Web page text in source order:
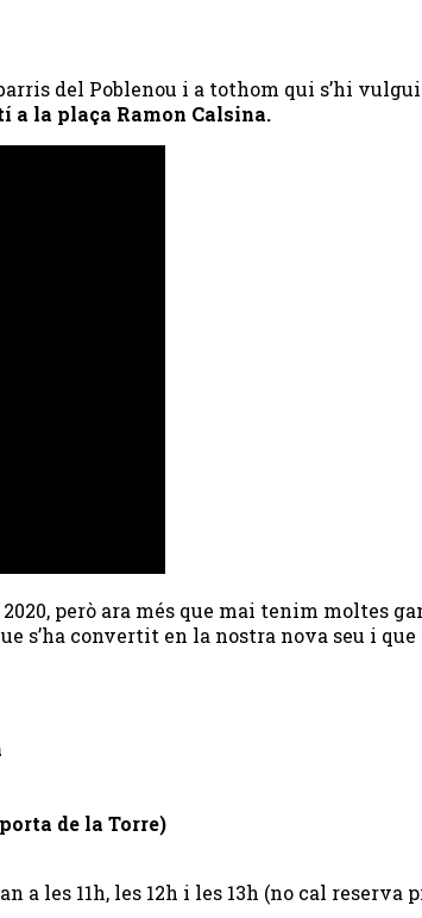
del Poblenou i a tothom qui s’hi
a la plaça Ramon Calsina.
però ara més que mai tenim moltes
s’ha convertit en la nostra nova seu i
de la Torre)
les 11h, les 12h i les 13h (no cal reserva